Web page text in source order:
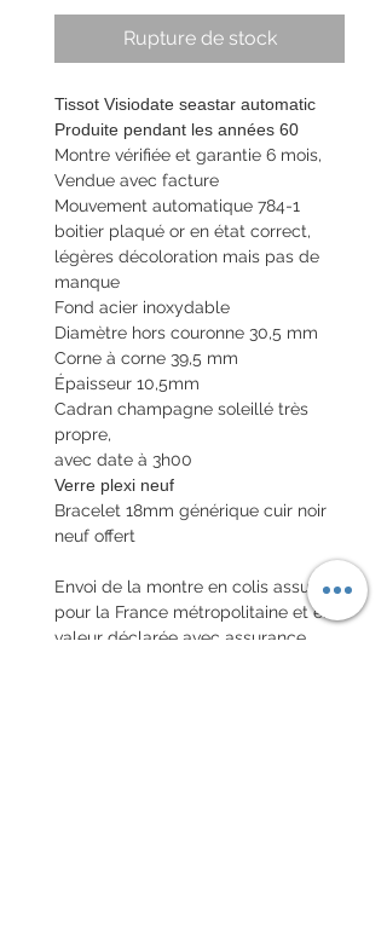
Rupture de stock
Tissot Visiodate seastar automatic
Produite pendant les années 60
Montre vérifiée et garantie 6 mois,
Vendue avec facture
Mouvement automatique 784-1
boitier plaqué or en état correct,
légères décoloration mais pas de
manque
Fond acier inoxydable
Diamètre hors couronne 30,5 mm
Corne à corne 39,5 mm
Épaisseur 10,5mm
Cadran champagne soleillé très
propre,
avec date à 3h00
Verre plexi neuf
Bracelet 18mm générique cuir noir
neuf offert
Envoi de la montre en colis assuré
pour la France métropolitaine et en
valeur déclarée avec assurance